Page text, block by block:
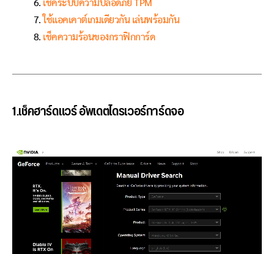
เช็คระบบความปลอดภัย TPM
ใช้แอคเคาต์เกมเดียวกัน เล่นพร้อมกัน
เช็คความร้อนของกราฟิกการ์ด
1.เช็คฮาร์ดแวร์ อัพเดตไดรเวอร์การ์ดจอ